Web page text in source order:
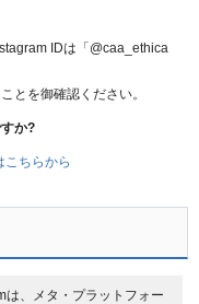
IDは「@caa_ethica
とを御確認ください。
か?
ちらから
、メタ・プラットフォー